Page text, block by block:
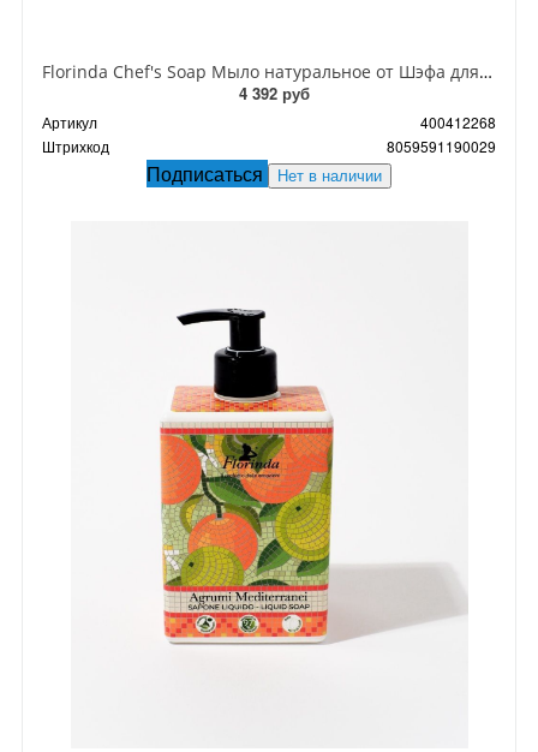
Florinda Chef's Soap Мыло натуральное от Шэфа для устранения запахов 100 гр
4 392 руб
Артикул
400412268
Штрихкод
8059591190029
Подписаться Нет в наличии